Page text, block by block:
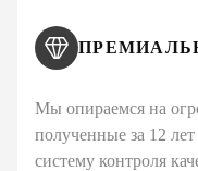
Мы опираемся на
полученные за 12
систему контроля